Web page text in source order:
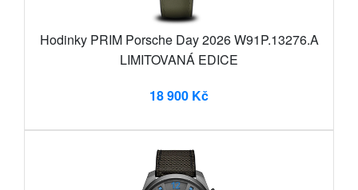
Hodinky PRIM Porsche Day 2026 W91P.13276.A
LIMITOVANÁ EDICE
18 900 Kč